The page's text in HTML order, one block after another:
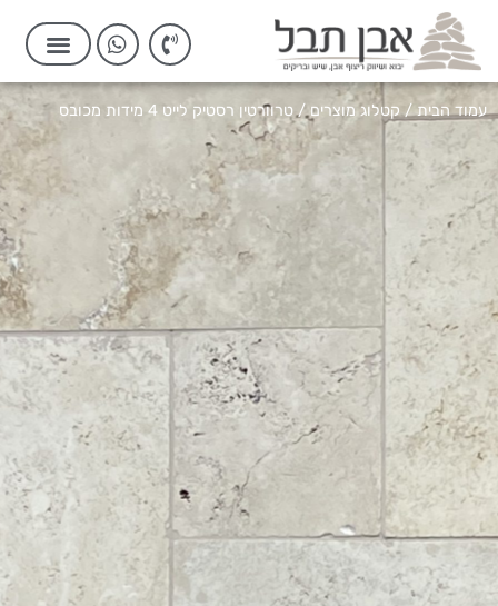
עמוד הבית/קטלוג מוצרים/ טרוורטין רסטיק לייט 4 מידות מכובס